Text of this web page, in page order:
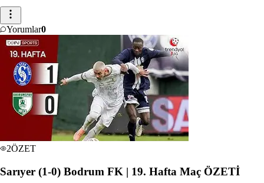
Yorumlar0
2ÖZET
Sarıyer (1-0) Bodrum FK | 19. Hafta Maç ÖZETİ